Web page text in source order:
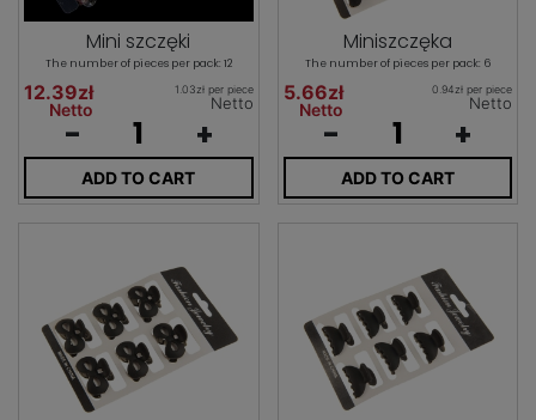
Mini szczęki
The number of pieces per pack: 12
12.39zł
Netto
1.03zł per piece
Netto
- +
ADD TO CART
Miniszczęka
The number of pieces per pack: 6
5.66zł
Netto
0.94zł per piece
Netto
- +
ADD TO CART